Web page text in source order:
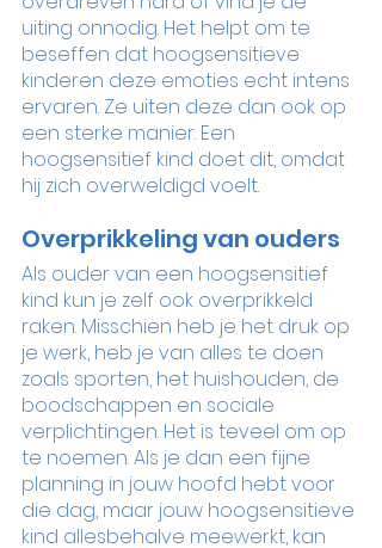
uiting onnodig. Het helpt om te
beseffen dat hoogsensitieve
kinderen deze emoties echt intens
ervaren. Ze uiten deze dan ook op
een sterke manier. Een
hoogsensitief kind doet dit, omdat
hij zich overweldigd voelt.
Overprikkeling van ouders
Als ouder van een hoogsensitief
kind kun je zelf ook overprikkeld
raken. Misschien heb je het druk op
je werk, heb je van alles te doen
zoals sporten, het huishouden, de
boodschappen en sociale
verplichtingen. Het is teveel om op
te noemen. Als je dan een fijne
planning in jouw hoofd hebt voor
die dag, maar jouw hoogsensitieve
kind allesbehalve meewerkt, kan